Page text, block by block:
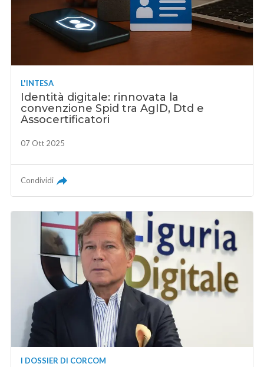
L'INTESA
Identità digitale: rinnovata la
convenzione Spid tra AgID, Dtd e
Assocertificatori
07 Ott 2025
Condividi
I DOSSIER DI CORCOM